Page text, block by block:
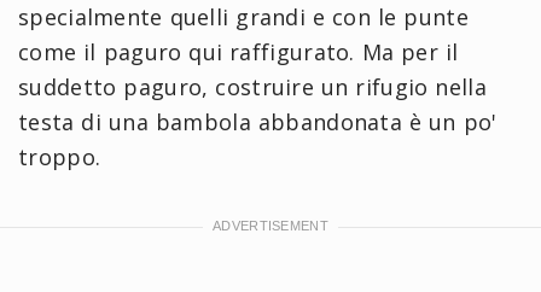
specialmente quelli grandi e con le punte
come il paguro qui raffigurato. Ma per il
suddetto paguro, costruire un rifugio nella
testa di una bambola abbandonata è un po'
troppo.